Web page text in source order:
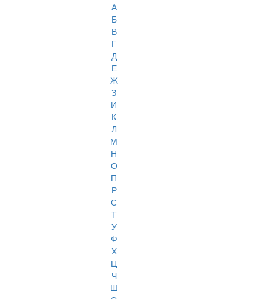
А
Б
В
Г
Д
Е
Ж
З
И
К
Л
М
Н
О
П
Р
С
Т
У
Ф
Х
Ц
Ч
Ш